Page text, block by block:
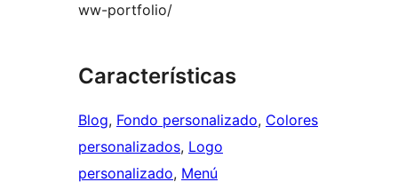
ww-portfolio/
Características
Blog, Fondo personalizado, Colores
personalizados, Logo
personalizado, Menú